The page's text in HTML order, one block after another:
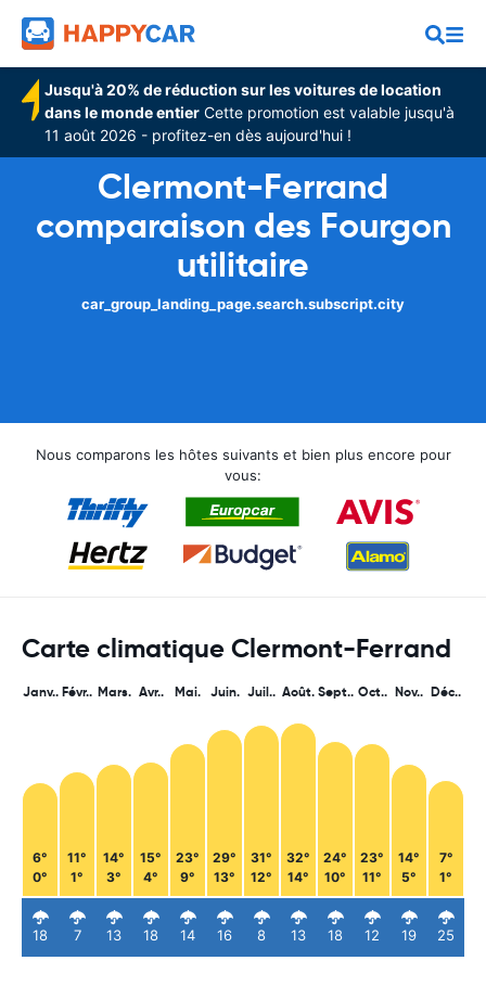
Jusqu'à 20% de réduction sur les voitures de location
dans le monde entier Cette promotion est valable jusqu'à
11 août 2026 - profitez-en dès aujourd'hui !
Clermont-Ferrand
comparaison des Fourgon
utilitaire
car_group_landing_page.search.subscript.city
Nous comparons les hôtes suivants et bien plus encore pour
vous:
Carte climatique Clermont-Ferrand
Janv..
6°
0°
18
Févr..
11°
1°
7
Mars.
14°
3°
13
Avr..
15°
4°
18
Mai.
23°
9°
14
Juin.
29°
13°
16
Juil..
31°
12°
8
Août.
32°
14°
13
Sept..
24°
10°
18
Oct..
23°
11°
12
Nov..
14°
5°
19
Déc..
7°
1°
25